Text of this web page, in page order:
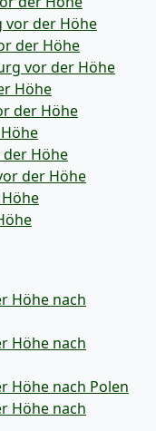
vor der Höhe
der Höhe
vor der Höhe
Höhe
der Höhe
Höhe
der Höhe
Höhe nach
Höhe nach
Höhe nach Polen
Höhe nach